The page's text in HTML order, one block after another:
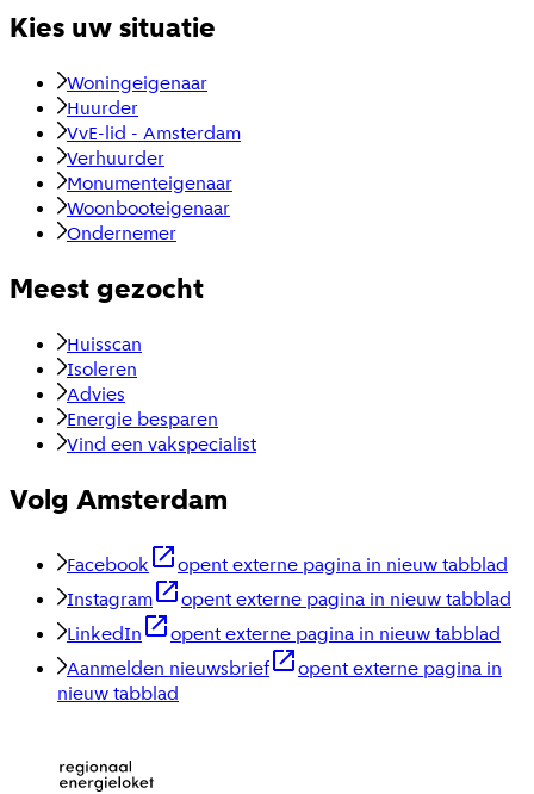
Kies uw situatie
Woningeigenaar
Huurder
VvE-lid - Amsterdam
Verhuurder
Monumenteigenaar
Woonbooteigenaar
Ondernemer
Meest gezocht
Huisscan
Isoleren
Advies
Energie besparen
Vind een vakspecialist
Volg Amsterdam
Facebook
opent externe pagina in nieuw tabblad
Instagram
opent externe pagina in nieuw tabblad
LinkedIn
opent externe pagina in nieuw tabblad
Aanmelden nieuwsbrief
opent externe pagina in
nieuw tabblad